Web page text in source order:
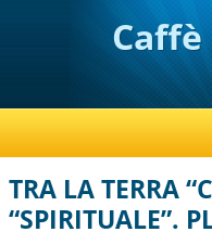
TRA LA TERRA
“SPIRITUALE”.